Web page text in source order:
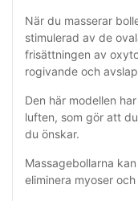
När du masserar
stimulerad av de
frisättningen av
rogivande och
Den här modellen
luften, som gör att
du önskar.
Massagebollarna
eliminera myoser